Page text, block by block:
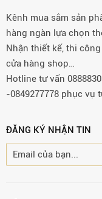
Kênh mua sắm sản
hàng ngàn lựa chọn
Nhận thiết kế, thi
cửa hàng shop…
Hotline tư vấn
-0849277778 phục vụ
ĐĂNG KÝ NHẬN TIN